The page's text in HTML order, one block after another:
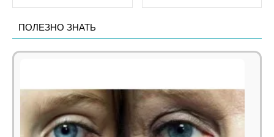
ПОЛЕЗНО ЗНАТЬ